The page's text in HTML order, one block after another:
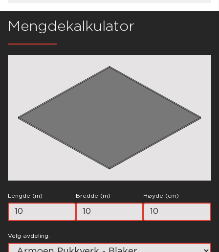
Mengdekalkulator
Lengde (m) Bredde (m) Høyde (cm)
Velg avdeling: